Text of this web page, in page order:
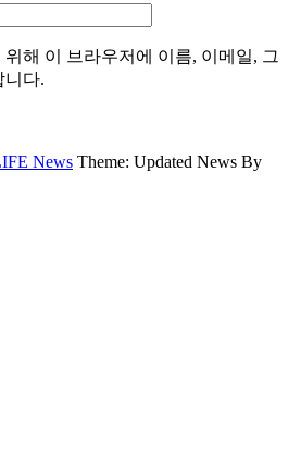
해 이 브라우저에 이름, 이메일, 그
니다.
News Theme: Updated News By